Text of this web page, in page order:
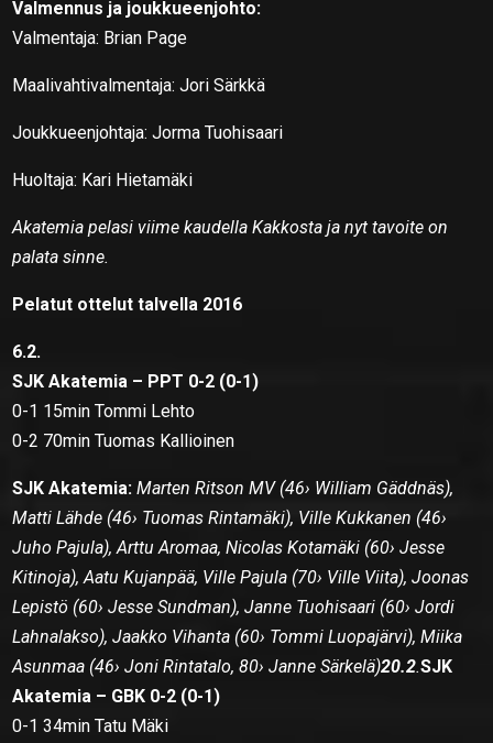
Valmennus ja joukkueenjohto:
Valmentaja: Brian Page
Maalivahtivalmentaja: Jori Särkkä
Joukkueenjohtaja: Jorma Tuohisaari
Huoltaja: Kari Hietamäki
Akatemia pelasi viime kaudella Kakkosta ja nyt tavoite on
palata sinne.
Pelatut ottelut talvella 2016
6.2.
SJK Akatemia – PPT 0-2 (0-1)
0-1 15min Tommi Lehto
0-2 70min Tuomas Kallioinen
SJK Akatemia: Marten Ritson MV (46› William Gäddnäs),
Matti Lähde (46› Tuomas Rintamäki), Ville Kukkanen (46›
Juho Pajula), Arttu Aromaa, Nicolas Kotamäki (60› Jesse
Kitinoja), Aatu Kujanpää, Ville Pajula (70› Ville Viita), Joonas
Lepistö (60› Jesse Sundman), Janne Tuohisaari (60› Jordi
Lahnalakso), Jaakko Vihanta (60› Tommi Luopajärvi), Miika
Asunmaa (46› Joni Rintatalo, 80› Janne Särkelä)20.2.SJK
Akatemia – GBK 0-2 (0-1)
0-1 34min Tatu Mäki